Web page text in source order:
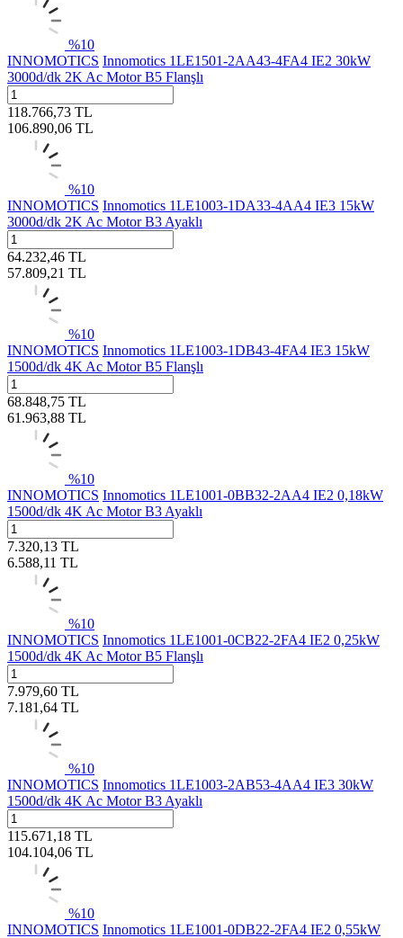
%10
INNOMOTICS Innomotics 1LE1501-2AA43-4FA4 IE2 30kW
3000d/dk 2K Ac Motor B5 Flanşlı
118.766,73 TL
106.890,06 TL
%10
INNOMOTICS Innomotics 1LE1003-1DA33-4AA4 IE3 15kW
3000d/dk 2K Ac Motor B3 Ayaklı
64.232,46 TL
57.809,21 TL
%10
INNOMOTICS Innomotics 1LE1003-1DB43-4FA4 IE3 15kW
1500d/dk 4K Ac Motor B5 Flanşlı
68.848,75 TL
61.963,88 TL
%10
INNOMOTICS Innomotics 1LE1001-0BB32-2AA4 IE2 0,18kW
1500d/dk 4K Ac Motor B3 Ayaklı
7.320,13 TL
6.588,11 TL
%10
INNOMOTICS Innomotics 1LE1001-0CB22-2FA4 IE2 0,25kW
1500d/dk 4K Ac Motor B5 Flanşlı
7.979,60 TL
7.181,64 TL
%10
INNOMOTICS Innomotics 1LE1003-2AB53-4AA4 IE3 30kW
1500d/dk 4K Ac Motor B3 Ayaklı
115.671,18 TL
104.104,06 TL
%10
INNOMOTICS Innomotics 1LE1001-0DB22-2FA4 IE2 0,55kW